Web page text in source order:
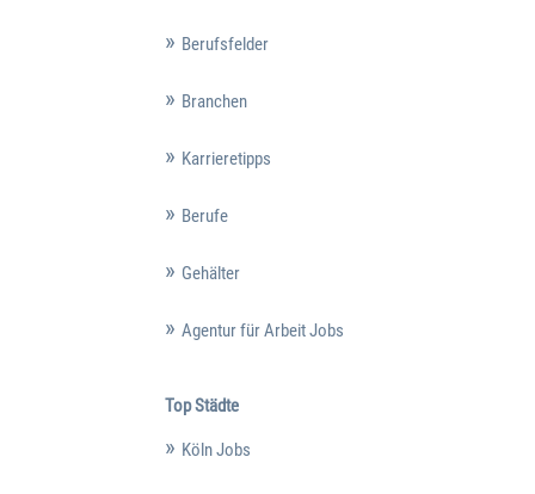
Berufsfelder
Branchen
Karrieretipps
Berufe
Gehälter
Agentur für Arbeit Jobs
Top Städte
Köln Jobs